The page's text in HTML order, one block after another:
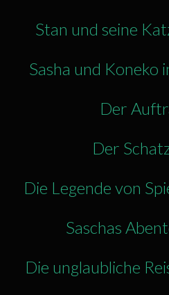
Stan und seine
Sasha und Koneko
Der
Der
Die Legende von
Saschas
Die unglaubliche